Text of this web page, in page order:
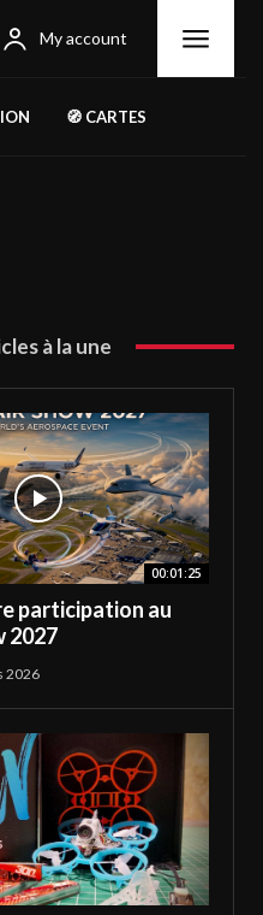
My account
🧭 CARTES
à la une
00:01:25
participation au
2027
2026